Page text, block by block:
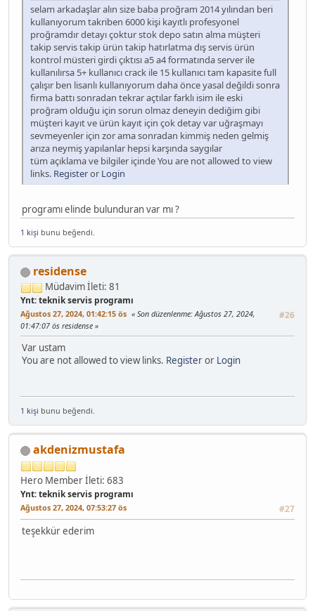
selam arkadaşlar alın size baba proğram 2014 yılından beri
kullanıyorum takriben 6000 kişi kayıtlı profesyonel
proğramdır detayı çoktur stok depo satın alma müşteri
takip servis takip ürün takip hatırlatma dış servis ürün
kontrol müsteri girdi çıktısı a5 a4 formatında server ile
kullanılırsa 5+ kullanıcı crack ile 15 kullanıcı tam kapasite full
çalışır ben lisanlı kullanıyorum daha önce yasal değildi sonra
firma battı sonradan tekrar açtılar farklı isim ile eski
proğram olduğu için sorun olmaz deneyin dediğim gibi
müşteri kayıt ve ürün kayıt için çok detay var uğraşmayı
sevmeyenler için zor ama sonradan kimmiş neden gelmiş
arıza neymiş yapılanlar hepsi karşında saygılar
tüm açıklama ve bilgiler içinde You are not allowed to view
links. Registeror Login
programı elinde bulunduran var mı ?
1 kişi bunu beğendi.
residense
Müdavimİleti: 81
Ynt: teknik servis programı
Ağustos 27, 2024, 01:42:15 ös #26
Son düzenlenme: Ağustos 27, 2024,
01:47:07 ös residense
Var ustam
You are not allowed to view links. Registeror Login
1 kişi bunu beğendi.
akdenizmustafa
Hero Memberİleti: 683
Ynt: teknik servis programı
Ağustos 27, 2024, 07:53:27 ös #27
teşekkür ederim